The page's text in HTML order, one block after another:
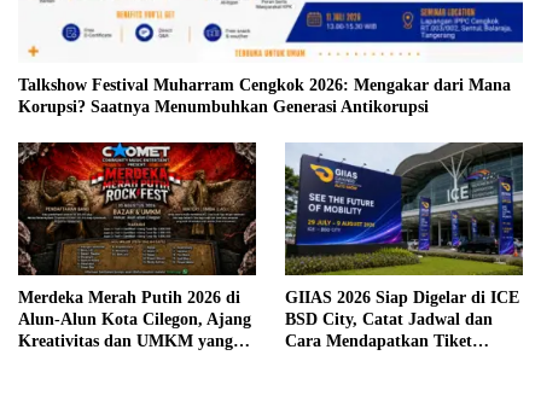
Talkshow Festival Muharram Cengkok 2026: Mengakar dari Mana
Korupsi? Saatnya Menumbuhkan Generasi Antikorupsi
Merdeka Merah Putih 2026 di
Alun-Alun Kota Cilegon, Ajang
Kreativitas dan UMKM yang
GIIAS 2026 Siap Digelar di ICE
BSD City, Catat Jadwal dan
Cara Mendapatkan Tiket